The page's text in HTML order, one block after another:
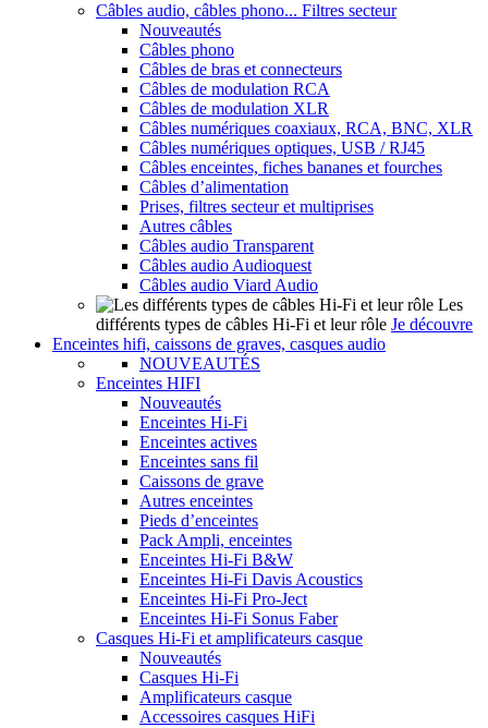
Câbles audio, câbles phono... Filtres secteur
Nouveautés
Câbles phono
Câbles de bras et connecteurs
Câbles de modulation RCA
Câbles de modulation XLR
Câbles numériques coaxiaux, RCA, BNC, XLR
Câbles numériques optiques, USB / RJ45
Câbles enceintes, fiches bananes et fourches
Câbles d’alimentation
Prises, filtres secteur et multiprises
Autres câbles
Câbles audio Transparent
Câbles audio Audioquest
Câbles audio Viard Audio
Les
différents types de câbles Hi-Fi et leur rôle Je découvre
Enceintes hifi, caissons de graves, casques audio
NOUVEAUTÉS
Enceintes HIFI
Nouveautés
Enceintes Hi-Fi
Enceintes actives
Enceintes sans fil
Caissons de grave
Autres enceintes
Pieds d’enceintes
Pack Ampli, enceintes
Enceintes Hi-Fi B&W
Enceintes Hi-Fi Davis Acoustics
Enceintes Hi-Fi Pro-Ject
Enceintes Hi-Fi Sonus Faber
Casques Hi-Fi et amplificateurs casque
Nouveautés
Casques Hi-Fi
Amplificateurs casque
Accessoires casques HiFi